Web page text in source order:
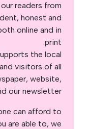
readers from
honest and
online and in
print.
the local
visitors of all
website,
our newsletter.
can afford to
are able to, we